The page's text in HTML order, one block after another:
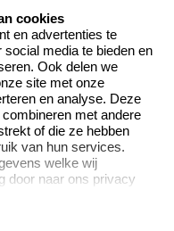
opnemen
gestelde vragen
cookies
en advertenties te
media te bieden en
Ook delen we
site met onze
en analyse. Deze
met andere
of die ze hebben
van hun services.
welke wij
door naar ons privacy